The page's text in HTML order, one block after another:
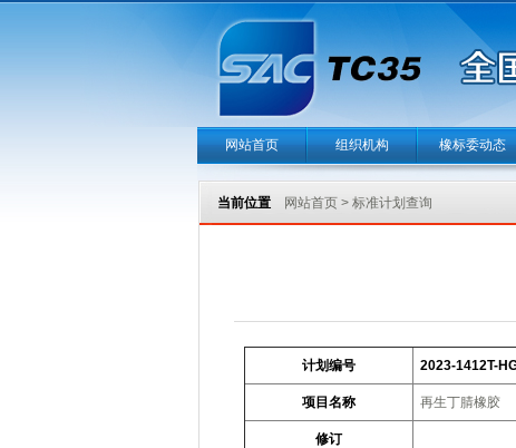
网站首页 组织机构 橡标委动态
当前位置 网站首页> 标准计划查询
计划编号 2023-1412T-
项目名称 再生丁腈橡胶
修订